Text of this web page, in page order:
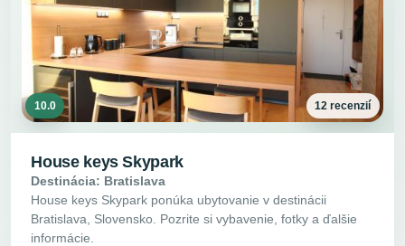
10.0 12 recenzií
House keys Skypark
Destinácia: Bratislava
House keys Skypark ponúka ubytovanie v destinácii
Bratislava, Slovensko. Pozrite si vybavenie, fotky a ďalšie
informácie.